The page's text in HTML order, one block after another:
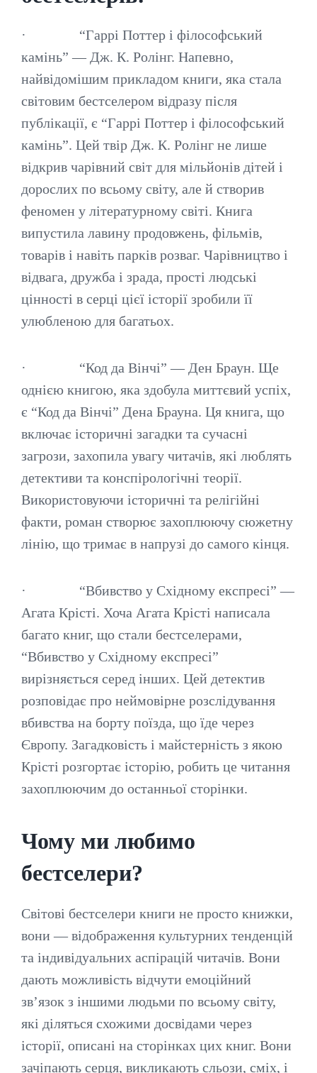
· “Гаррі Поттер і філософський
камінь” — Дж. К. Ролінг. Напевно,
найвідомішим прикладом книги, яка стала
світовим бестселером відразу після
публікації, є “Гаррі Поттер і філософський
камінь”. Цей твір Дж. К. Ролінг не лише
відкрив чарівний світ для мільйонів дітей і
дорослих по всьому світу, але й створив
феномен у літературному світі. Книга
випустила лавину продовжень, фільмів,
товарів і навіть парків розваг. Чарівництво і
відвага, дружба і зрада, прості людські
цінності в серці цієї історії зробили її
улюбленою для багатьох.
· “Код да Вінчі” — Ден Браун. Ще
однією книгою, яка здобула миттєвий успіх,
є “Код да Вінчі” Дена Брауна. Ця книга, що
включає історичні загадки та сучасні
загрози, захопила увагу читачів, які люблять
детективи та конспірологічні теорії.
Використовуючи історичні та релігійні
факти, роман створює захоплюючу сюжетну
лінію, що тримає в напрузі до самого кінця.
· “Вбивство у Східному експресі” —
Агата Крісті. Хоча Агата Крісті написала
багато книг, що стали бестселерами,
“Вбивство у Східному експресі”
вирізняється серед інших. Цей детектив
розповідає про неймовірне розслідування
вбивства на борту поїзда, що їде через
Європу. Загадковість і майстерність з якою
Крісті розгортає історію, робить це читання
захоплюючим до останньої сторінки.
Чому ми любимо
бестселери?
Світові бестселери книги не просто книжки,
вони — відображення культурних тенденцій
та індивідуальних аспірацій читачів. Вони
дають можливість відчути емоційний
зв’язок з іншими людьми по всьому світу,
які діляться схожими досвідами через
історії, описані на сторінках цих книг. Вони
зачіпають серця, викликають сльози, сміх, і